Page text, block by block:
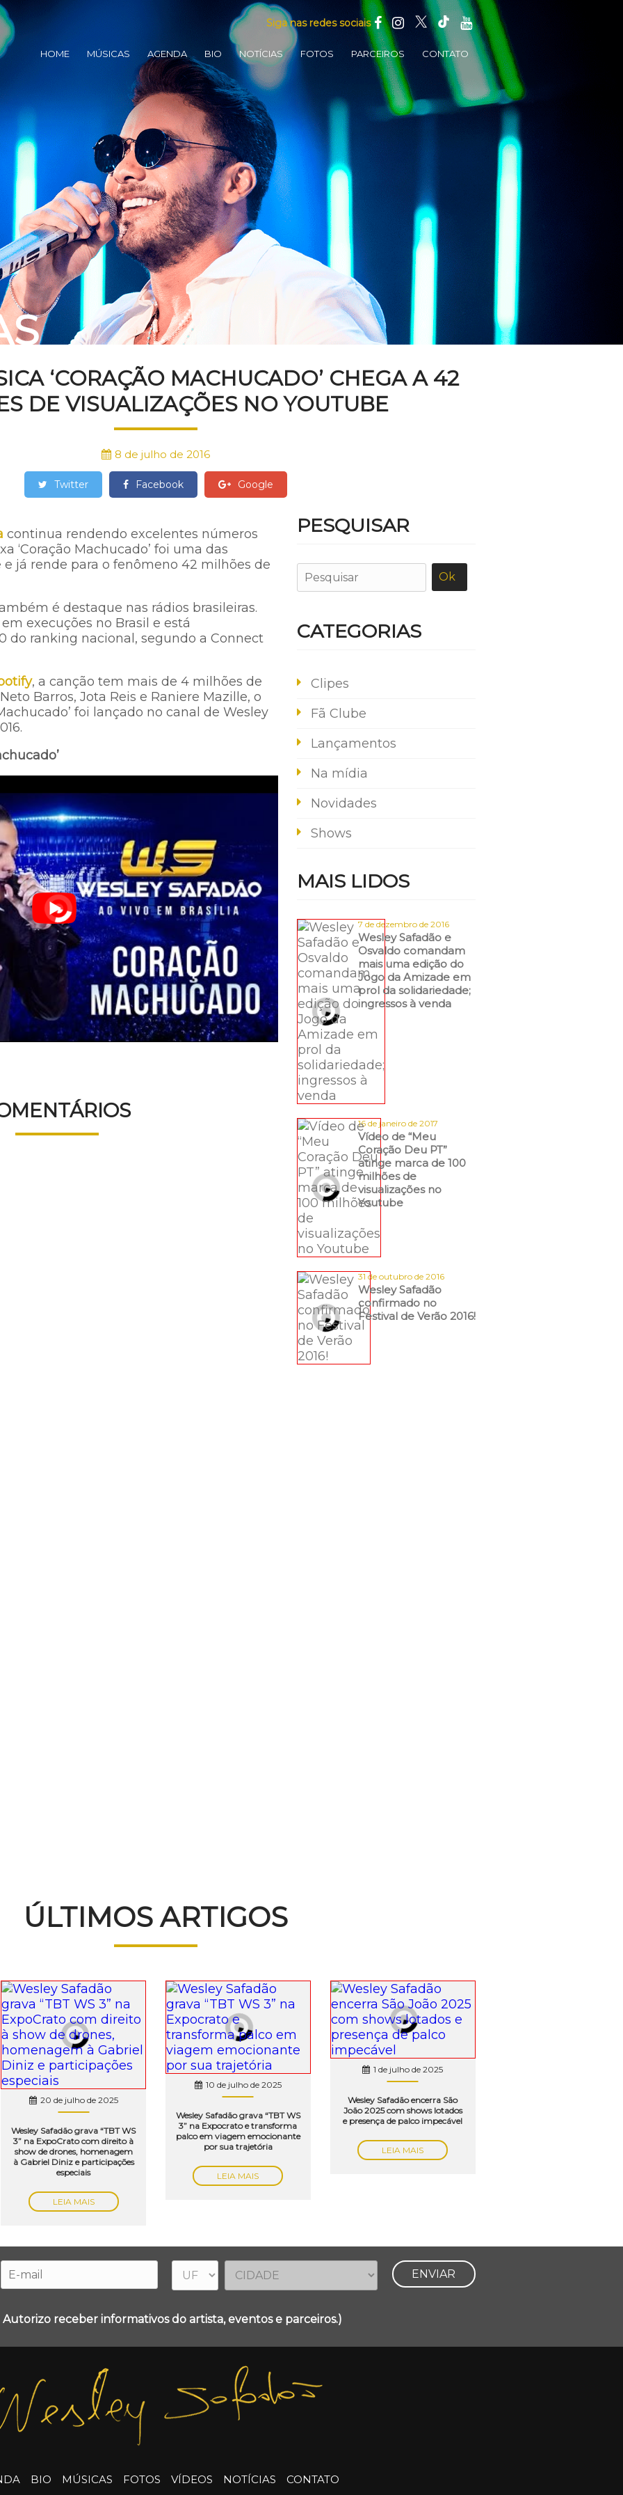
Siga nas redes sociais
HOME MÚSICAS AGENDA BIO NOTÍCIAS FOTOS PARCEIROS CONTATO
‘CORAÇÃO MACHUCADO’ CHEGA A 42
DE VISUALIZAÇÕES NO YOUTUBE
8 de julho de 2016
Twitter Facebook Google
continua rendendo excelentes números
‘Coração Machucado’ foi uma das
já rende para o fenômeno 42 milhões de
é destaque nas rádios brasileiras.
execuções no Brasil e está
do ranking nacional, segundo a Connect
, a canção tem mais de 4 milhões de
Barros, Jota Reis e Raniere Mazille, o
foi lançado no canal de Wesley
PESQUISAR
CATEGORIAS
Clipes
Fã Clube
Lançamentos
Na mídia
Novidades
Shows
MAIS LIDOS
7 de dezembro de 2016
Wesley Safadão e
Osvaldo comandam
mais uma edição do
Jogo da Amizade em
prol da solidariedade;
ingressos à venda
16 de janeiro de 2017
Vídeo de “Meu
Coração Deu PT”
atinge marca de 100
milhões de
visualizações no
Youtube
31 de outubro de 2016
Wesley Safadão
confirmado no
Festival de Verão 2016!
ÚLTIMOS ARTIGOS
20 de julho de 2025
Wesley Safadão grava “TBT WS
3” na ExpoCrato com direito à
show de drones, homenagem
à Gabriel Diniz e participações
especiais
LEIA MAIS
10 de julho de 2025
Wesley Safadão grava “TBT WS
3” na Expocrato e transforma
palco em viagem emocionante
por sua trajetória
LEIA MAIS
1 de julho de 2025
Wesley Safadão encerra São
João 2025 com shows lotados
e presença de palco impecável
LEIA MAIS
Autorizo receber informativos do artista, eventos e parceiros.)
BIO MÚSICAS FOTOS VÍDEOS NOTÍCIAS CONTATO